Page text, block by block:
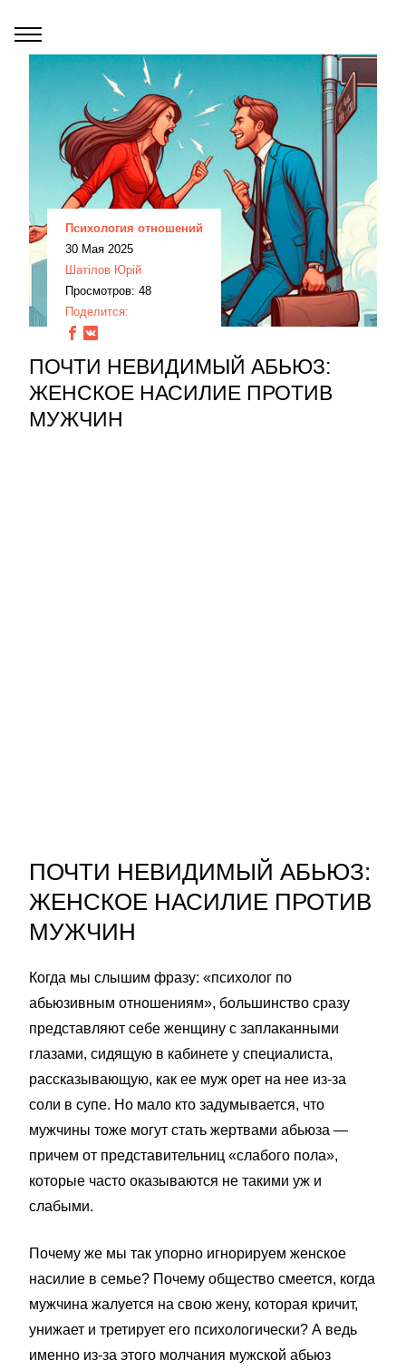
Психология отношений
30 Мая 2025
Шатілов Юрій
Просмотров: 48
Поделится:
ПОЧТИ НЕВИДИМЫЙ АБЬЮЗ:
ЖЕНСКОЕ НАСИЛИЕ ПРОТИВ
МУЖЧИН
ПОЧТИ НЕВИДИМЫЙ АБЬЮЗ:
ЖЕНСКОЕ НАСИЛИЕ ПРОТИВ
МУЖЧИН
Когда мы слышим фразу: «психолог по
абьюзивным отношениям», большинство сразу
представляют себе женщину с заплаканными
глазами, сидящую в кабинете у специалиста,
рассказывающую, как ее муж орет на нее из-за
соли в супе. Но мало кто задумывается, что
мужчины тоже могут стать жертвами абьюза —
причем от представительниц «слабого пола»,
которые часто оказываются не такими уж и
слабыми.
Почему же мы так упорно игнорируем женское
насилие в семье? Почему общество смеется, когда
мужчина жалуется на свою жену, которая кричит,
унижает и третирует его психологически? А ведь
именно из-за этого молчания мужской абьюз